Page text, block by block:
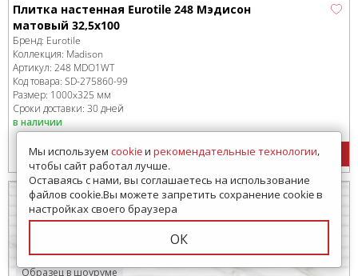
Плитка настенная Eurotile 248 Мэдисон
матовый 32,5х100
Бренд: Eurotile
Коллекция: Madison
Артикул: 248 MDO1WT
Код товара: SD-275860-99
Размер: 1000x325 мм
Сроки доставки: 30 дней
в наличии
2400руб./м2
Образец в шоуруме
Мы используем cookieи рекомендательные технологии,
чтобы сайт работал лучше.
Оставаясь с нами, вы соглашаетесь на использование
файлов cookie.Вы можете запретить сохранение cookie в
настройках своего браузера
ОК